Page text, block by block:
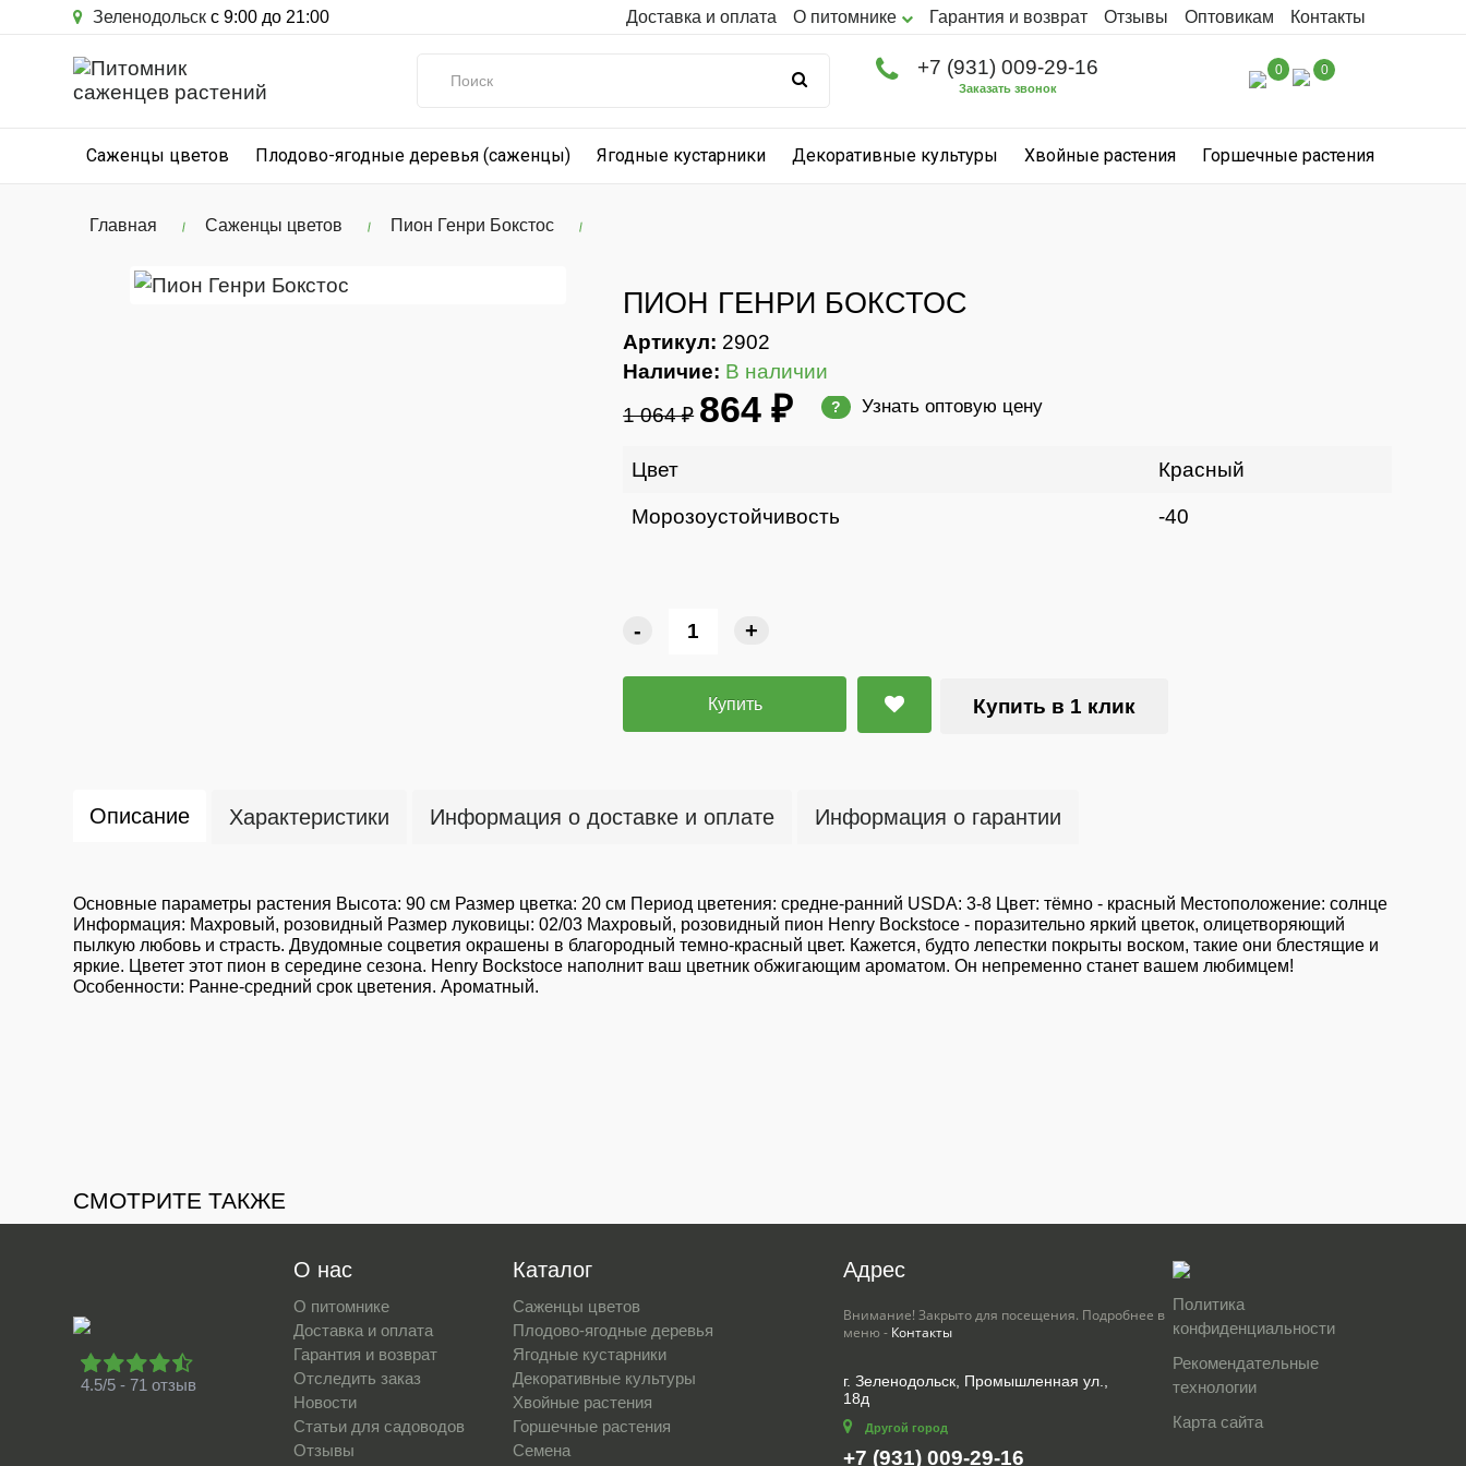
Зеленодольск с 9:00 до 21:00 Доставка и оплата О питомнике Гарантия и возврат Отзывы Оптовикам Контакты
+7 (931) 009-29-16
Заказать звонок
0 0
Саженцы цветов Плодово-ягодные деревья (саженцы) Ягодные кустарники Декоративные культуры Хвойные растения Горшечные растения
Главная Саженцы цветов Пион Генри Бокстос
ПИОН ГЕНРИ БОКСТОС
Артикул: 2902
Наличие: В наличии
1 064 ₽ 864 ₽ ? Узнать оптовую цену
Цвет Красный
Морозоустойчивость -40
- +
Купить Купить в 1 клик
Описание Характеристики Информация о доставке и оплате Информация о гарантии
Основные параметры растения Высота: 90 см Размер цветка: 20 см Период цветения: средне-ранний USDA: 3-8 Цвет: тёмно - красный Местоположение: солнце
Информация: Махровый, розовидный Размер луковицы: 02/03 Махровый, розовидный пион Henry Bockstoce - поразительно яркий цветок, олицетворяющий
пылкую любовь и страсть. Двудомные соцветия окрашены в благородный темно-красный цвет. Кажется, будто лепестки покрыты воском, такие они блестящие и
яркие. Цветет этот пион в середине сезона. Henry Bockstoce наполнит ваш цветник обжигающим ароматом. Он непременно станет вашем любимцем!
Особенности: Ранне-средний срок цветения. Ароматный.
СМОТРИТЕ ТАКЖЕ
4.5/5 - 71 отзыв
О нас
О питомнике
Доставка и оплата
Гарантия и возврат
Отследить заказ
Новости
Статьи для садоводов
Отзывы
Каталог
Саженцы цветов
Плодово-ягодные деревья
Ягодные кустарники
Декоративные культуры
Хвойные растения
Горшечные растения
Семена
Адрес
Внимание! Закрыто для посещения. Подробнее в
меню - Контакты
г. Зеленодольск, Промышленная ул.,
18д
Другой город
+7 (931) 009-29-16
Политика
конфиденциальности
Рекомендательные
технологии
Карта сайта